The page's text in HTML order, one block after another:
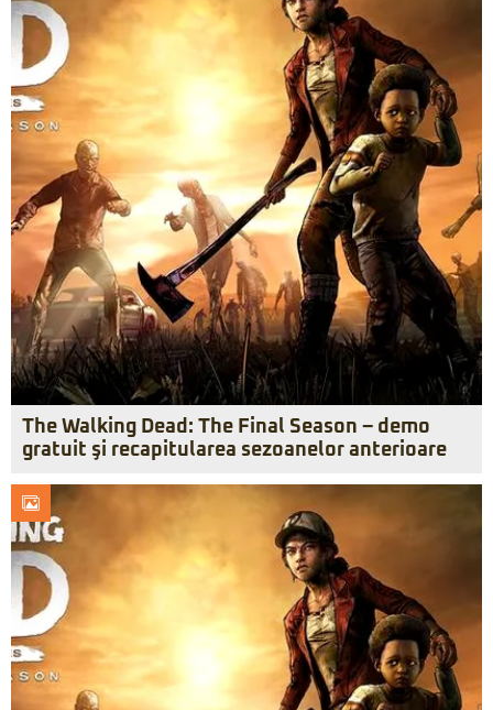
The Walking Dead: The Final Season – demo
gratuit şi recapitularea sezoanelor anterioare